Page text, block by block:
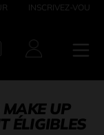
SOIRÉE PORTES
Le
UP
ÉLIGIBLES